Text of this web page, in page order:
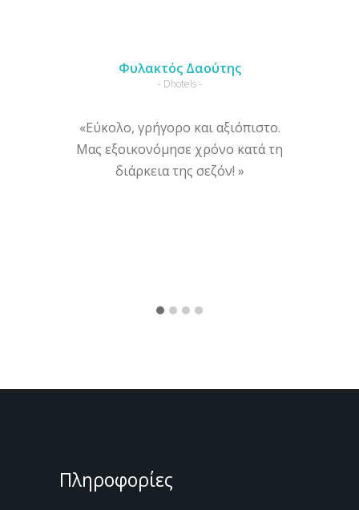
Φυλακτός Δαούτης
- Dhotels -
«Εύκολο, γρήγορο και αξιόπιστο.
Μας εξοικονόμησε χρόνο κατά τη
διάρκεια της σεζόν! »
Πληροφορίες